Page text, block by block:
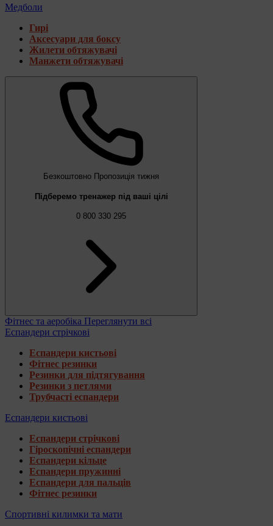
Медболи
Гирі
Аксесуари для боксу
Жилети обтяжувачі
Манжети обтяжувачі
Безкоштовно Пропозиція тижня
Підберемо тренажер під ваші цілі
0 800 330 295
Фітнес та аеробіка Переглянути всі
Еспандери стрічкові
Еспандери кистьові
Фітнес резинки
Резинки для підтягування
Резинки з петлями
Трубчасті еспандери
Еспандери кистьові
Еспандери стрічкові
Гіроскопічні еспандери
Еспандери кільце
Еспандери пружинні
Еспандери для пальців
Фітнес резинки
Спортивні килимки та мати